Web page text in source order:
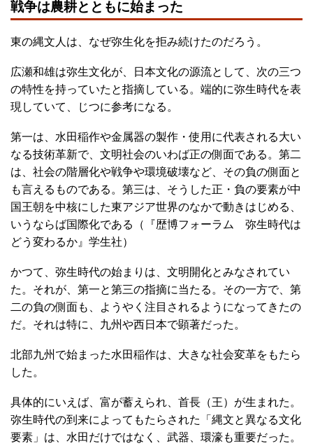
戦争は農耕とともに始まった
東の縄文人は、なぜ弥生化を拒み続けたのだろう。
広瀬和雄は弥生文化が、日本文化の源流として、次の三つ
の特性を持っていたと指摘している。端的に弥生時代を表
現していて、じつに参考になる。
第一は、水田稲作や金属器の製作・使用に代表される大い
なる技術革新で、文明社会のいわば正の側面である。第二
は、社会の階層化や戦争や環境破壊など、その負の側面と
も言えるものである。第三は、そうした正・負の要素が中
国王朝を中核にした東アジア世界のなかで動きはじめる、
いうならば国際化である（『歴博フォーラム 弥生時代は
どう変わるか』学生社）
かつて、弥生時代の始まりは、文明開化とみなされてい
た。それが、第一と第三の指摘に当たる。その一方で、第
二の負の側面も、ようやく注目されるようになってきたの
だ。それは特に、九州や西日本で顕著だった。
北部九州で始まった水田稲作は、大きな社会変革をもたら
した。
具体的にいえば、富が蓄えられ、首長（王）が生まれた。
弥生時代の到来によってもたらされた「縄文と異なる文化
要素」は、水田だけではなく、武器、環濠も重要だった。